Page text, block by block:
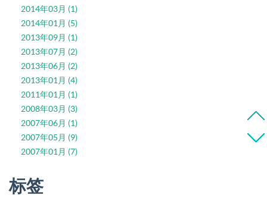
2014年03月 (1)
2014年01月 (5)
2013年09月 (1)
2013年07月 (2)
2013年06月 (2)
2013年01月 (4)
2011年01月 (1)
2008年03月 (3)
2007年06月 (1)
2007年05月 (9)
2007年01月 (7)
标签